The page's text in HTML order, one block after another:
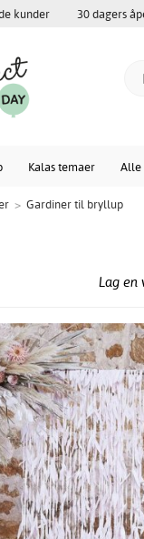
kunder 30 dagers
Kalas temaer Alle
> Gardiner til bryllup
Lag en